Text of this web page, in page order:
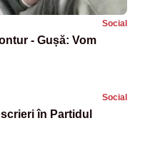
Social
- Gușă: Vom
Social
în Partidul